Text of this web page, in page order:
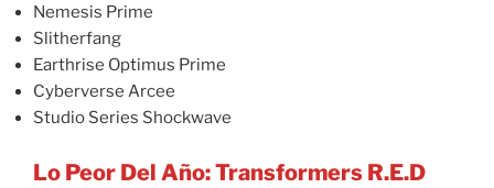
Nemesis Prime
Slitherfang
Earthrise Optimus Prime
Cyberverse Arcee
Studio Series Shockwave
Lo Peor Del Año: Transformers R.E.D